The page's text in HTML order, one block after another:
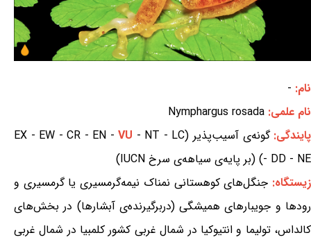
نام: -
نام علمی: Nymphargus rosada
پایندگی:گونه‌ی آسیب‌پذیر (EX - EW - CR - EN - VU - NT - LC
- DD - NE) (بر پایه‌ی سیاهه‌ی سرخ IUCN)
زیستگاه: جنگل‌های کوهستانی نمناک نیمه‌گرمسیری یا گرمسیری و
رودها و جویبارهای همیشگی (دربرگیرنده‌ی آبشارها) در بخش‌های
کالداس، تولیما و انتیوکیا در شمال غربی کشور کلمبیا در شمال غربی